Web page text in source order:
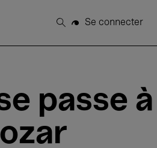
Rechercher
Se connecter
passe à